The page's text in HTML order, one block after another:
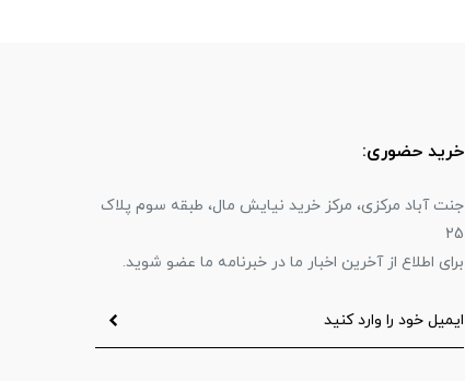
خرید حضوری:
جنت آباد مرکزی، مرکز خرید نیایش مال، طبقه سوم پلاک
25
برای اطلاع از آخرین اخبار ما در خبرنامه ما عضو شوید.